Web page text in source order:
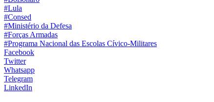
#Lula
#Consed
#Ministério da Defesa
#Forças Armadas
#Programa Nacional das Escolas Cívico-Militares
Facebook
Twitter
Whatsapp
Telegram
LinkedIn